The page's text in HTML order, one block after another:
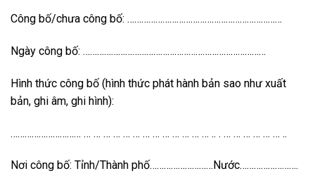
Công bố/chưa công bố: …………………………………………………………
Ngày công bố: ……………………………………………………………………
Hình thức công bố (hình thức phát hành bản sao như xuất
bản, ghi âm, ghi hình):
………………………… … … … … … … … … … … … … … .. . … … … … … … ..
Nơi công bố: Tỉnh/Thành phố………………………Nước…………………….